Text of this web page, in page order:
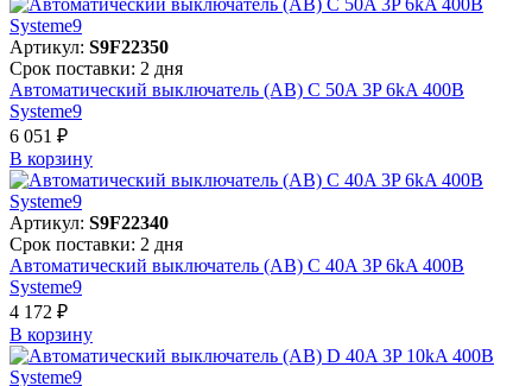
Артикул: S9F22350
Срок поставки: 2 дня
Автоматический выключатель (АВ) C 50A 3P 6kA 400В
Systeme9
6 051 ₽
В корзинy
Артикул: S9F22340
Срок поставки: 2 дня
Автоматический выключатель (АВ) C 40A 3P 6kA 400В
Systeme9
4 172 ₽
В корзинy